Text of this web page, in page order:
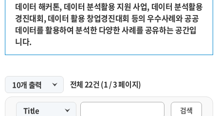
데이터 해커톤, 데이터 분석활용 지원 사업, 데이터 분석활용
경진대회, 데이터 활용 창업경진대회 등의 우수사례와 공공
데이터를 활용하여 분석한 다양한 사례를 공유하는 공간입
니다.
전체22건(1/3페이지)
검색